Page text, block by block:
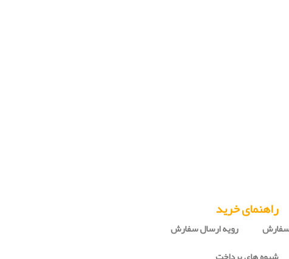
راهنمای خرید
رویه ارسال سفارش